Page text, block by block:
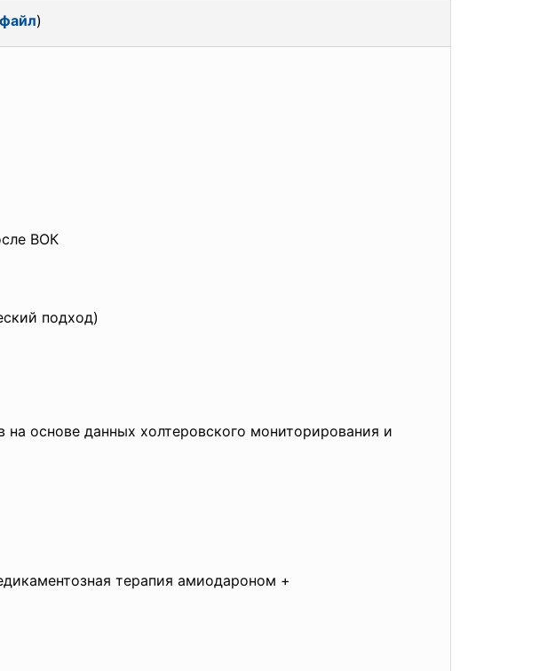
)
ВОК
подход)
на основе данных холтеровского мониторирования и
терапия амиодароном +